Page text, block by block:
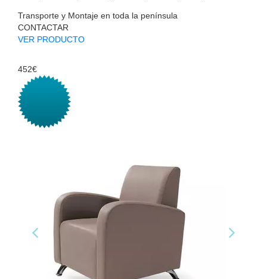
Transporte y Montaje en toda la península
CONTACTAR
VER PRODUCTO
452€